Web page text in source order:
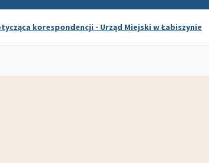
korespondencji - Urząd Miejski w Łabiszynie